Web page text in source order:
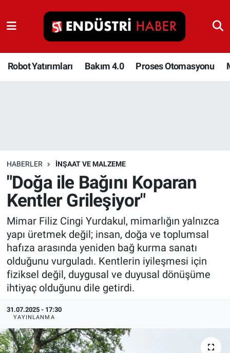
Robot Yatırımları Bakım 4.0 Proses Otomasyonu
HABERLER İNŞAAT VE MALZEME
"Doğa ile Bağını Koparan
Kentler Grileşiyor"
Mimar Filiz Cingi Yurdakul, mimarlığın yalnızca
yapı üretmek değil; insan, doğa ve toplumsal
hafıza arasında yeniden bağ kurma sanatı
olduğunu vurguladı. Kentlerin iyileşmesi için
fiziksel değil, duygusal ve duyusal dönüşüme
ihtiyaç olduğunu dile getirdi.
31.07.2025 - 17:30
YAYINLANMA
Robot Yatırımları
Bakım 4.0
Depolama Çözümleri
İnşaat ve Malzeme
HaberOrtak
EndüstriST
Enerjisini Üreten Fabrikalar
Ağır Sanayi Çözümleri